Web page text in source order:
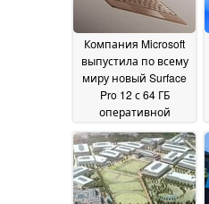
Компания Microsoft
выпустила по всему
миру новый Surface
Pro 12 с 64 ГБ
оперативной
дисплеем с частотой
обновления 120 Гц17
June 2026